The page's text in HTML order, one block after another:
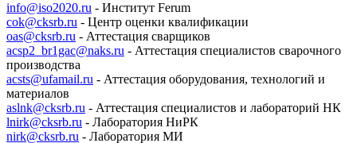
info@iso2020.ru - Институт Ferum
cok@cksrb.ru - Центр оценки квалификации
oas@cksrb.ru - Аттестация сварщиков
acsp2_br1gac@naks.ru - Аттестация специалистов сварочного
производства
acsts@ufamail.ru - Аттестация оборудования, технологий и
материалов
aslnk@cksrb.ru - Аттестация специалистов и лабораторий НК
lnirk@cksrb.ru - Лаборатория НиРК
nirk@cksrb.ru - Лаборатория МИ